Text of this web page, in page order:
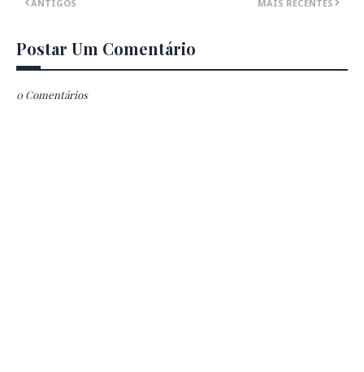
MAIS RECENTES
ANTIGOS
Postar Um Comentário
0 Comentários